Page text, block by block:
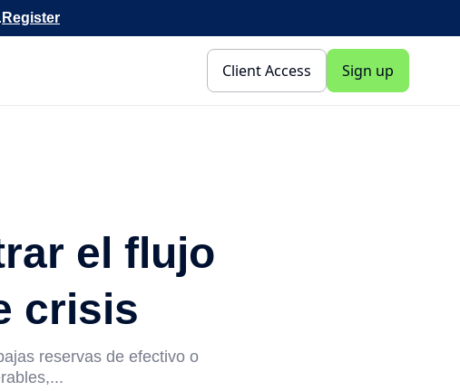
Register
Client Access Sign up
el flujo
crisis
reservas de efectivo o